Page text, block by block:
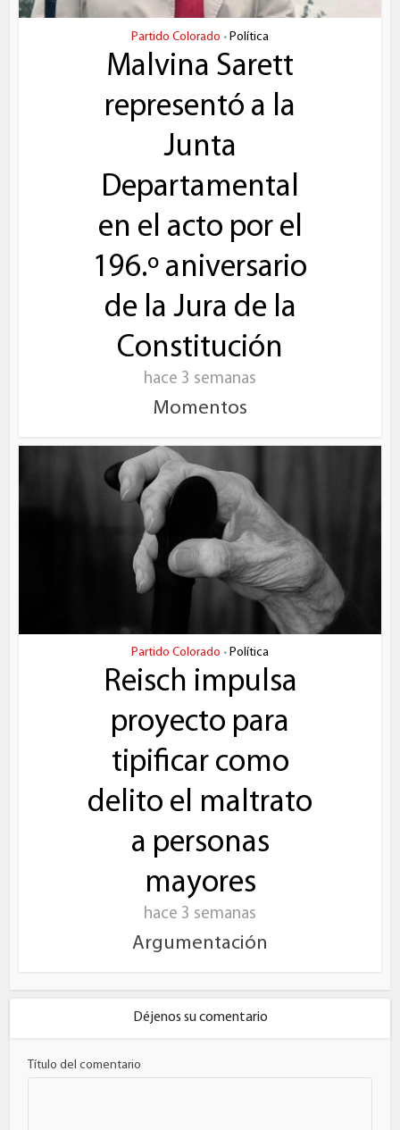
Partido Colorado • Política
Malvina Sarett
representó a la
Junta
Departamental
en el acto por el
196.º aniversario
de la Jura de la
Constitución
hace 3 semanas
Momentos
Partido Colorado • Política
Reisch impulsa
proyecto para
tipificar como
delito el maltrato
a personas
mayores
hace 3 semanas
Argumentación
Déjenos su comentario
Título del comentario